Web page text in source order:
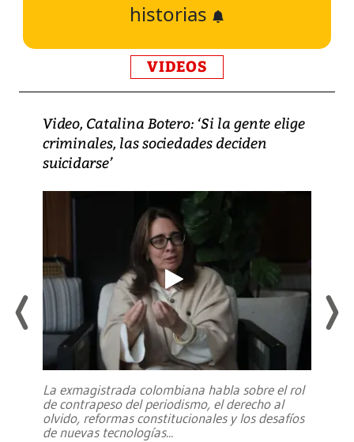
historias
VIDEOS
Video, Catalina Botero: ‘Si la gente elige
criminales, las sociedades deciden
suicidarse’
La exmagistrada colombiana habla sobre el rol
de contrapeso del periodismo, el derecho al
olvido, reformas constitucionales y los desafíos
de nuevas tecnologías...